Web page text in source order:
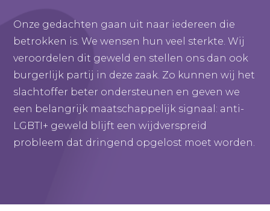
Onze gedachten gaan uit naar iedereen die
betrokken is. We wensen hun veel sterkte. Wij
veroordelen dit geweld en stellen ons dan ook
burgerlijk partij in deze zaak. Zo kunnen wij het
slachtoffer beter ondersteunen en geven we
een belangrijk maatschappelijk signaal: anti-
LGBTI+ geweld blijft een wijdverspreid
probleem dat dringend opgelost moet worden.